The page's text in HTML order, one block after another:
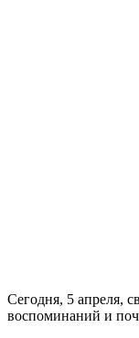
Сегодня, 5 апреля,
воспоминаний и